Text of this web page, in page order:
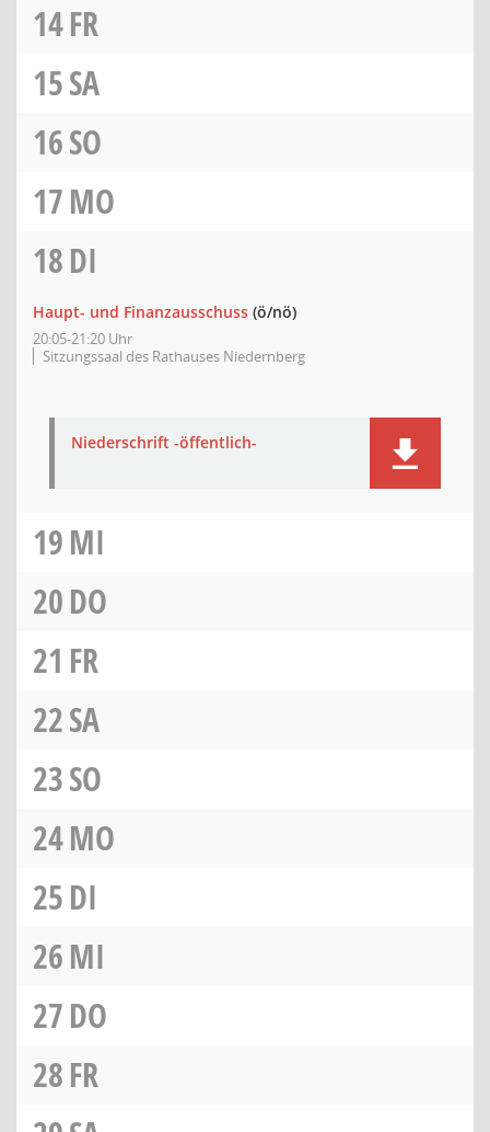
14FR
15SA
16SO
17MO
18DI
Haupt- und Finanzausschuss (ö/nö)
20:05-21:20 Uhr
Sitzungssaal des Rathauses Niedernberg
Niederschrift -öffentlich-
19MI
20DO
21 FR
22SA
23SO
24MO
25DI
26MI
27DO
28FR